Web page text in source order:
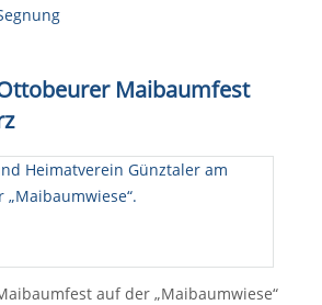
Maibaumfest
auf der „Maibaumwiese“